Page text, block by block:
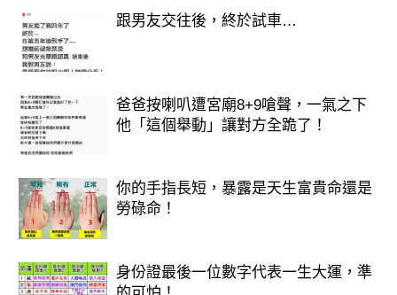
跟男友交往後，終於試車…
爸爸按喇叭遭宮廟8+9嗆聲，一氣之下
他「這個舉動」讓對方全跪了！
你的手指長短，暴露是天生富貴命還是
勞碌命！
身份證最後一位數字代表一生大運，準